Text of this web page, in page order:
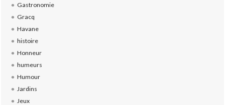
Gastronomie
Gracq
Havane
histoire
Honneur
humeurs
Humour
Jardins
Jeux